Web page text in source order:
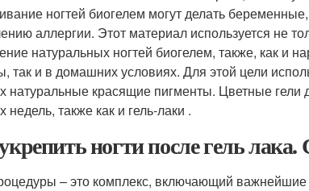
ногтей биогелем могут делать
аллергии. Этот материал используется не
натуральных ногтей биогелем, также, как и
так и в домашних условиях. Для этой цели
натуральные красящие пигменты. Цветные гели
недель, также как и гель-лаки .
ногти после гель
– это комплекс, включающий важнейшие